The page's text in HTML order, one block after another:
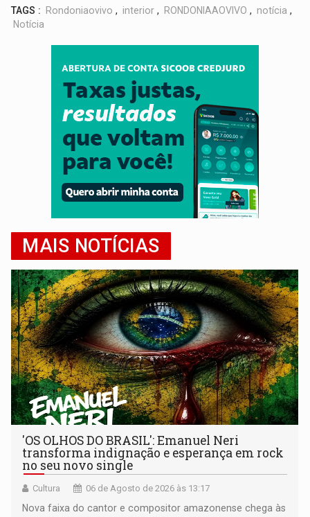
TAGS : Rondoniaovivo , interior , RONDONIAAOVIVO , notícia ,
Notícia
MAIS NOTÍCIAS
'OS OLHOS DO BRASIL': Emanuel Neri
transforma indignação e esperança em rock
no seu novo single
Cultura 06 de Agosto de 2026 às 13:17
Nova faixa do cantor e compositor amazonense chega às